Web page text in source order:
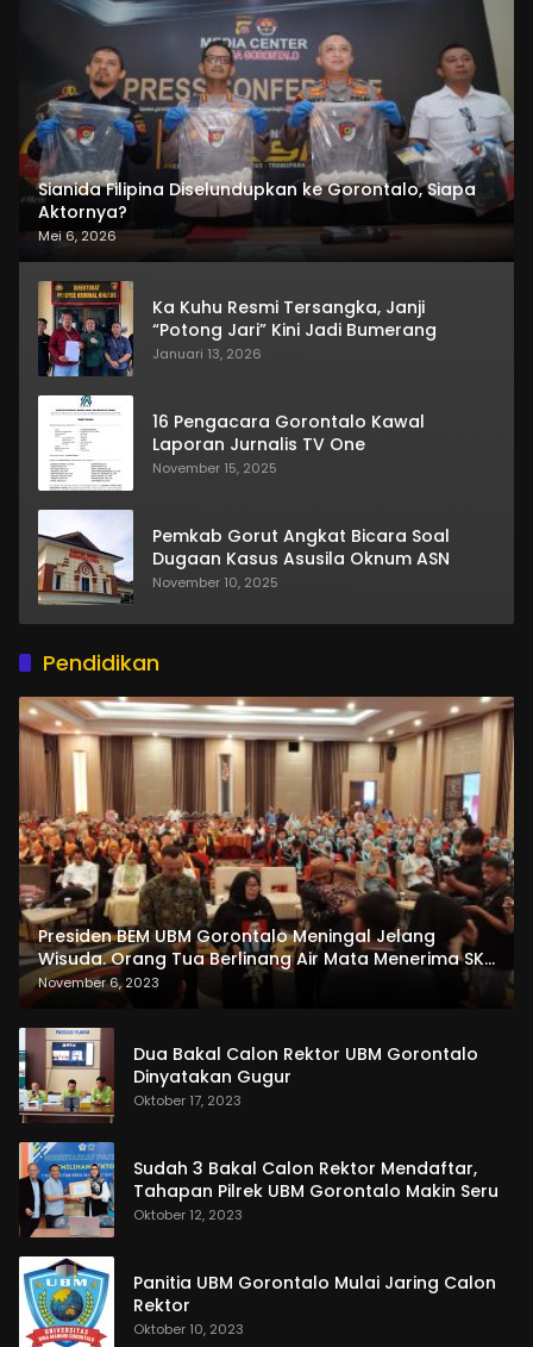
Sianida Filipina Diselundupkan ke Gorontalo, Siapa
Aktornya?
Mei 6, 2026
Ka Kuhu Resmi Tersangka, Janji
“Potong Jari” Kini Jadi Bumerang
Januari 13, 2026
16 Pengacara Gorontalo Kawal
Laporan Jurnalis TV One
November 15, 2025
Pemkab Gorut Angkat Bicara Soal
Dugaan Kasus Asusila Oknum ASN
November 10, 2025
Pendidikan
Presiden BEM UBM Gorontalo Meningal Jelang
Wisuda. Orang Tua Berlinang Air Mata Menerima SKL
dan Pemasangan Salempang
November 6, 2023
Dua Bakal Calon Rektor UBM Gorontalo
Dinyatakan Gugur
Oktober 17, 2023
Sudah 3 Bakal Calon Rektor Mendaftar,
Tahapan Pilrek UBM Gorontalo Makin Seru
Oktober 12, 2023
Panitia UBM Gorontalo Mulai Jaring Calon
Rektor
Oktober 10, 2023